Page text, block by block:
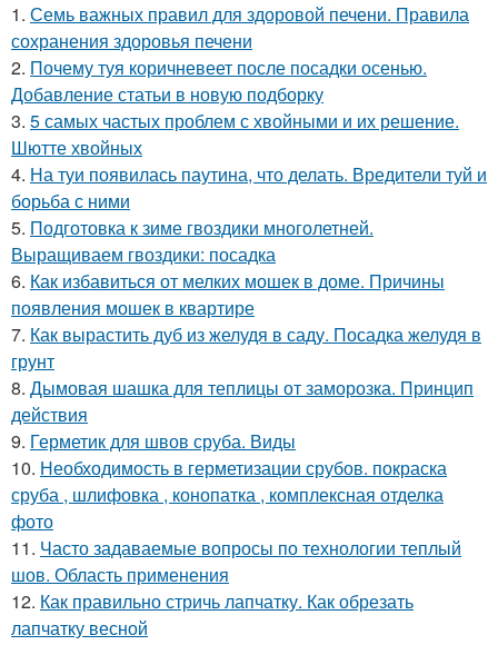
1. Семь важных правил для здоровой печени. Правила
сохранения здоровья печени
2. Почему туя коричневеет после посадки осенью.
Добавление статьи в новую подборку
3. 5 самых частых проблем с хвойными и их решение.
Шютте хвойных
4. На туи появилась паутина, что делать. Вредители туй и
борьба с ними
5. Подготовка к зиме гвоздики многолетней.
Выращиваем гвоздики: посадка
6. Как избавиться от мелких мошек в доме. Причины
появления мошек в квартире
7. Как вырастить дуб из желудя в саду. Посадка желудя в
грунт
8. Дымовая шашка для теплицы от заморозка. Принцип
действия
9. Герметик для швов сруба. Виды
10. Необходимость в герметизации срубов. покраска
сруба , шлифовка , конопатка , комплексная отделка
фото
11. Часто задаваемые вопросы по технологии теплый
шов. Область применения
12. Как правильно стричь лапчатку. Как обрезать
лапчатку весной